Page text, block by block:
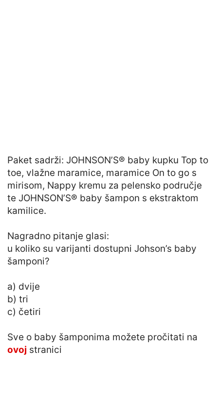
Paket sadrži: JOHNSON’S® baby kupku Top to
toe, vlažne maramice, maramice On to go s
mirisom, Nappy kremu za pelensko područje
te JOHNSON’S® baby šampon s ekstraktom
kamilice.
Nagradno pitanje glasi:
u koliko su varijanti dostupni Johson’s baby
šamponi?
a) dvije
b) tri
c) četiri
Sve o baby šamponima možete pročitati na
ovoj stranici